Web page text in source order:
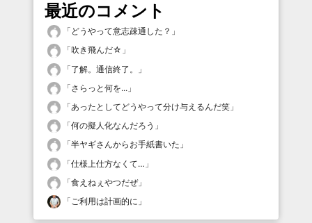
最近のコメント
「 どうやって意志疎通した？ 」
「吹き飛んだ☆ 」
「了解。通信終了。
」
「さらっと何を... 」
「あったとしてどうやって分け与えるんだ笑 」
「何の擬人化なんだろう 」
「半ヤギさんからお手紙書いた 」
「仕様上仕方なくて… 」
「食えねぇやつだぜ」
「 ご利用は計画的に 」